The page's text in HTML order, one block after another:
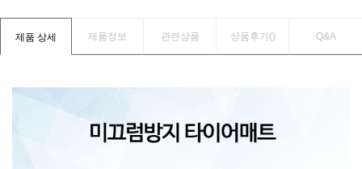
제품 상세 제품정보 관련상품 상품후기() Q&A